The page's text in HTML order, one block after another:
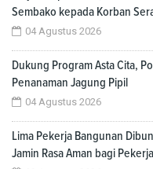
Sembako kepada Korban
04 Agustus 2026
Dukung Program Asta Cita,
Penanaman Jagung Pipil
04 Agustus 2026
Lima Pekerja Bangunan
Jamin Rasa Aman bagi